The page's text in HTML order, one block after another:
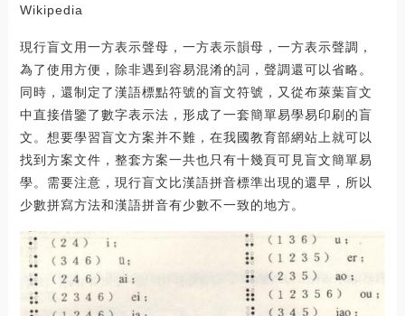
Wikipedia
現行盲文用一方表示聲母，一方表示韻母，一方表示聲調，
為了使用方便，除非遇到容易混淆的詞，聲調還可以省略。
同時，還制定了漢語標點符號的盲文符號，又從布萊葉盲文
中直接借鑒了數字表示法，形成了一套簡單易學易印刷的盲
文。想要學習盲文方案并不難，在我國教育部網站上就可以
找到方案文件，整套方案一共也只有十幾頁可見盲文簡單易
學。需要注意，現行盲文比漢語拼音標準出現的還早，所以
少數拼寫方法和漢語拼音有少數不一致的地方。